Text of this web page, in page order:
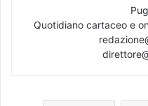
Quotidiano cartaceo e